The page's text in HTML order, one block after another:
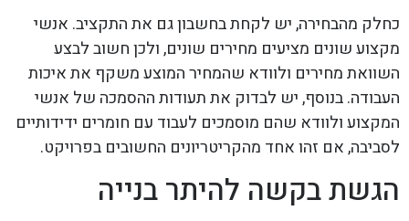
כחלק מהבחירה, יש לקחת בחשבון גם את התקציב. אנשי
מקצוע שונים מציעים מחירים שונים, ולכן חשוב לבצע
השוואת מחירים ולוודא שהמחיר המוצע משקף את איכות
העבודה. בנוסף, יש לבדוק את תעודות ההסמכה של אנשי
המקצוע ולוודא שהם מוסמכים לעבוד עם חומרים ידידותיים
לסביבה, אם זהו אחד מהקריטריונים החשובים בפרויקט.
הגשת בקשה להיתר בנייה